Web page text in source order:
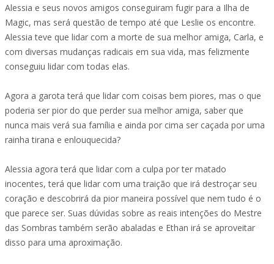
Alessia e seus novos amigos conseguiram fugir para a Ilha de
Magic, mas será questão de tempo até que Leslie os encontre.
Alessia teve que lidar com a morte de sua melhor amiga, Carla, e
com diversas mudanças radicais em sua vida, mas felizmente
conseguiu lidar com todas elas.
Agora a garota terá que lidar com coisas bem piores, mas o que
poderia ser pior do que perder sua melhor amiga, saber que
nunca mais verá sua família e ainda por cima ser caçada por uma
rainha tirana e enlouquecida?
Alessia agora terá que lidar com a culpa por ter matado
inocentes, terá que lidar com uma traição que irá destroçar seu
coração e descobrirá da pior maneira possível que nem tudo é o
que parece ser. Suas dúvidas sobre as reais intenções do Mestre
das Sombras também serão abaladas e Ethan irá se aproveitar
disso para uma aproximação.